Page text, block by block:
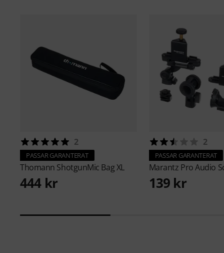
2
PASSAR GARANTERAT
Thomann ShotgunMic Bag XL
444 kr
2
PASSAR GARANTERAT
Marantz ProAudio
139 kr